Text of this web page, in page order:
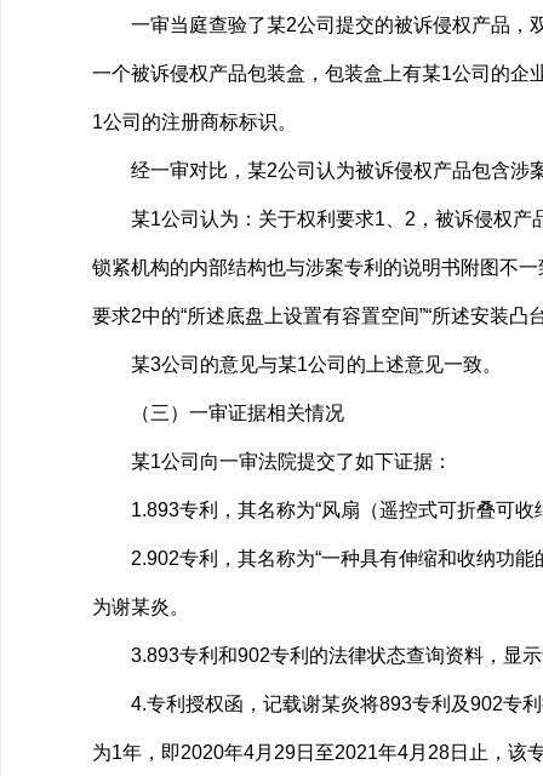
一审当庭查验了某2公司提交的被诉侵权产品，
一个被诉侵权产品包装盒，包装盒上有某1公司的
1公司的注册商标标识。
经一审对比，某2公司认为被诉侵权产品包含涉
某1公司认为：关于权利要求1、2，被诉侵权产品
锁紧机构的内部结构也与涉案专利的说明书附图不
要求2中的“所述底盘上设置有容置空间”“所述安装
某3公司的意见与某1公司的上述意见一致。
（三）一审证据相关情况
某1公司向一审法院提交了如下证据：
1.893专利，其名称为“风扇（遥控式可折叠可收
2.902专利，其名称为“一种具有伸缩和收纳功能
为谢某炎。
3.893专利和902专利的法律状态查询资料，显示
4.专利授权函，记载谢某炎将893专利及902专利
为1年，即2020年4月29日至2021年4月28日止，该